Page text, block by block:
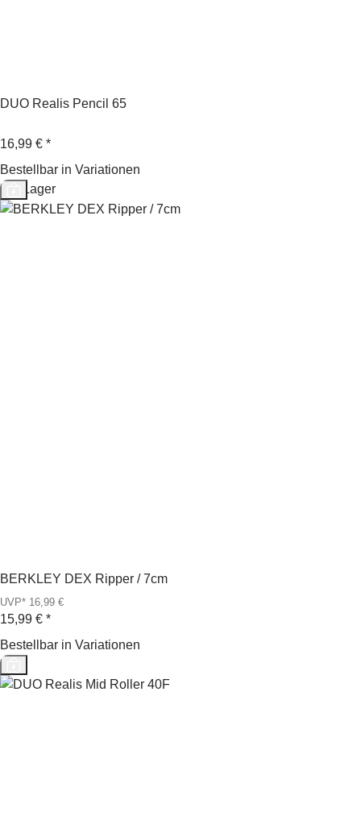
DUO Realis Pencil 65
16,99 € *
Bestellbar in Variationen
Auf Lager
BERKLEY DEX Ripper / 7cm
UVP* 16,99 €
15,99 € *
Bestellbar in Variationen
Top